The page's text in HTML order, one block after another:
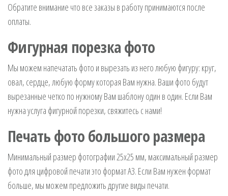
Обратите внимание что все заказы в работу принимаются после
оплаты.
Фигурная порезка фото
Мы можем напечатать фото и вырезать из него любую фигуру: круг,
овал, сердце, любую форму которая Вам нужна. Ваши фото будут
вырезанные четко по нужному Вам шаблону один в один. Если Вам
нужна услуга фигурной порезки, свяжитесь с нами!
Печать фото большого размера
Минимальный размер фотографии 25х25 мм, максимальный размер
фото для цифровой печати это формат А3. Если Вам нужен формат
больше, мы можем предложить другие виды печати.